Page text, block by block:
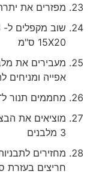
מפזרים את יתרת
15X20 ס"מ
מעבירים את מלבן
אפייה ומניחים
מחממים תנור ל־250 מעלות טורבו
מוציאים את
מחזירים לתבניות
חריצים בעזרת